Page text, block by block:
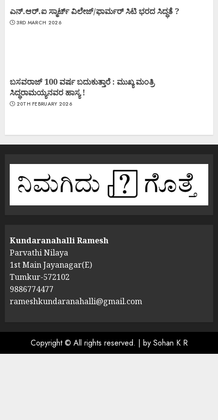
ಎನ್.ಆರ್.ಐ ಸ್ಮಾರ್ಟ್ ವಿಲೇಜ್/ಫಾರ್ಮರ್ ಸಿಟಿ ಭರದ ಸಿದ್ಧತೆ ?
3RD MARCH 2026
ಬಸವರಾಜ್ 100 ವರ್ಷ ಬದುಕುತ್ತಾರೆ : ಮುಖ್ಯ ಮಂತ್ರಿ
ಸಿದ್ಧರಾಮಯ್ಯನವರ ಹಾಸ್ಯ !
20TH FEBRUARY 2026
Kundaranahalli Ramesh
Parvathi Nilaya
1st Main Jayanagar(E)
Tumkur-572102
9886774477
rameshkundaranahalli@gmail.com
Copyright © All rights reserved. | by Sohan K R